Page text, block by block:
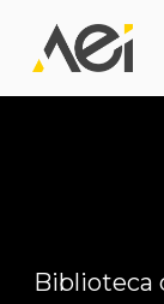
Biblioteca